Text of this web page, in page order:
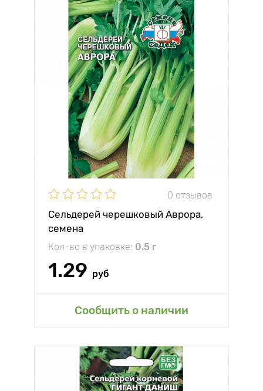
0 отзывов
Сельдерей черешковый Аврора,
семена
Кол-во в упаковке: 0.5 г
1.29 руб
Сообщить о наличии